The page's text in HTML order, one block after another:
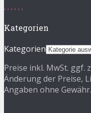
. . . . . .
Kategorien
Kategorien
Preise inkl. MwSt. ggf.
Änderung der Preise,
Angaben ohne Gewähr.